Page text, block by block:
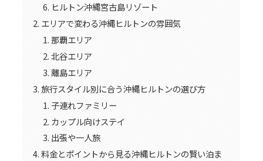
ヒルトン沖縄宮古島リゾート
エリアで変わる沖縄ヒルトンの雰囲気
那覇エリア
北谷エリア
離島エリア
旅行スタイル別に合う沖縄ヒルトンの選び方
子連れファミリー
カップル向けステイ
出張や一人旅
料金とポイントから見る沖縄ヒルトンの賢い泊ま